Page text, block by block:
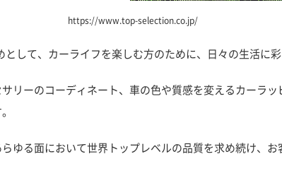
https://www.top-selection.co.jp/
として、カーライフを楽しむ方のために、日々の生活に
リーのコーディネート、車の色や質感を変えるカーラッ
ゆる面において世界トップレベルの品質を求め続け、